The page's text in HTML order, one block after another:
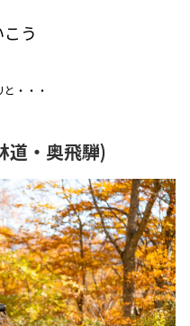
う
・・・
・奥飛騨)